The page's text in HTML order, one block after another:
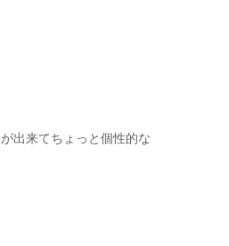
出来てちょっと個性的な